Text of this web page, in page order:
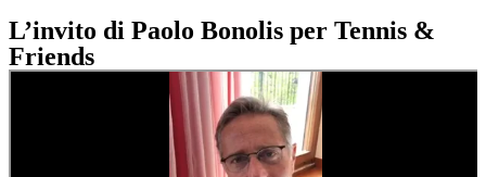
L’invito di Paolo Bonolis per Tennis &
Friends